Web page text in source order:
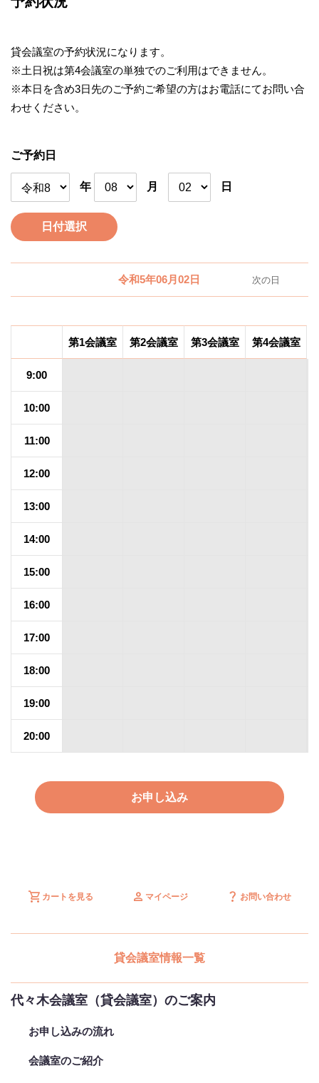
貸会議室の予約状況になります。
※土日祝は第4会議室の単独でのご利用はできません。
※本日を含め3日先のご予約ご希望の方はお電話にてお問い合
わせください。
ご予約日
年 月 日
日付選択
令和5年06月02日 次の日
第1会議室 第2会議室 第3会議室 第4会議室
9:00
10:00
11:00
12:00
13:00
14:00
15:00
16:00
17:00
18:00
19:00
20:00
お申し込み
shopping_cart カートを見る person マイページ question_mark お問い合わせ
貸会議室情報一覧
代々木会議室（貸会議室）のご案内
お申し込みの流れ
会議室のご紹介